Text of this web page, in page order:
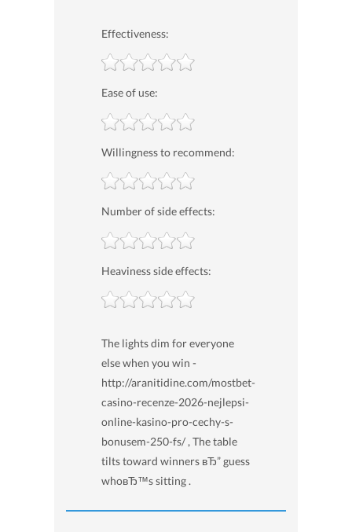
Effectiveness:
Ease of use:
Willingness to recommend:
Number of side effects:
Heaviness side effects:
The lights dim for everyone
else when you win -
http://aranitidine.com/mostbet-
casino-recenze-2026-nejlepsi-
online-kasino-pro-cechy-s-
bonusem-250-fs/ , The table
tilts toward winners вЂ” guess
whoвЂ™s sitting .